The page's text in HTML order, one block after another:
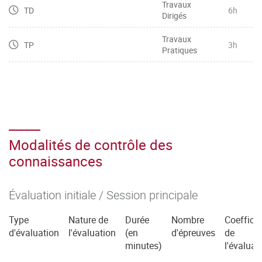
TD
Travaux
Dirigés
6h
TP
Travaux
Pratiques
3h
Modalités de contrôle des
connaissances
Évaluation initiale / Session principale
Type
d'évaluation
Nature de
l'évaluation
Durée
(en
minutes)
Nombre
d'épreuves
de